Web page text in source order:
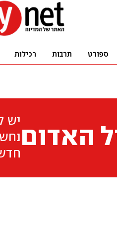
ספורט תרבות רכילות
האדום
יש